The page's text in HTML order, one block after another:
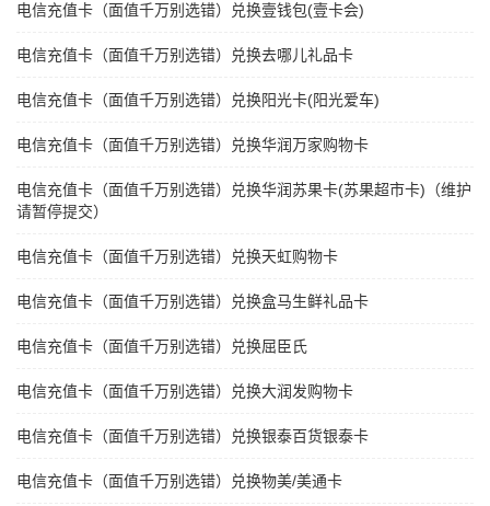
电信充值卡（面值千万别选错）兑换壹钱包(壹卡会)
电信充值卡（面值千万别选错）兑换去哪儿礼品卡
电信充值卡（面值千万别选错）兑换阳光卡(阳光爱车)
电信充值卡（面值千万别选错）兑换华润万家购物卡
电信充值卡（面值千万别选错）兑换华润苏果卡(苏果超市卡)（维护
请暂停提交）
电信充值卡（面值千万别选错）兑换天虹购物卡
电信充值卡（面值千万别选错）兑换盒马生鲜礼品卡
电信充值卡（面值千万别选错）兑换屈臣氏
电信充值卡（面值千万别选错）兑换大润发购物卡
电信充值卡（面值千万别选错）兑换银泰百货银泰卡
电信充值卡（面值千万别选错）兑换物美/美通卡